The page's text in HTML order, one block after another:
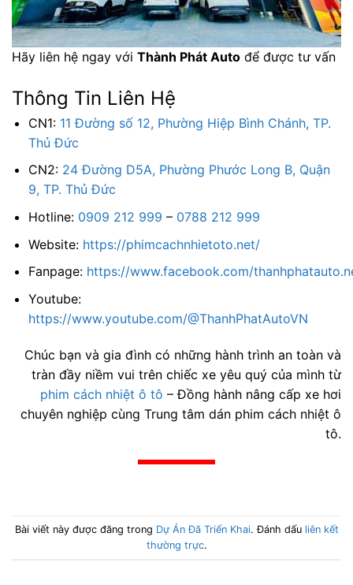
Hãy liên hệ ngay với Thành Phát Auto để được tư vấn
Thông Tin Liên Hệ
CN1: 11 Đường số 12, Phường Hiệp Bình Chánh, TP.
Thủ Đức
CN2: 24 Đường D5A, Phường Phước Long B, Quận
9, TP. Thủ Đức
Hotline: 0909 212 999 – 0788 212 999
Website: https://phimcachnhietoto.net/
Fanpage: https://www.facebook.com/
Youtube:
https://www.youtube.com/@ThanhPhatAutoVN
Chúc bạn và gia đình có những hành trình an toàn và
tràn đầy niềm vui trên chiếc xe yêu quý của mình từ
phim cách nhiệt ô tô – Đồng hành nâng cấp xe hơi
chuyên nghiệp cùng Trung tâm dán phim cách nhiệt ô
tô.
Bài viết này được đăng trong Dự Án Đã Triển Khai. Đánh dấu liên kết
thường trực.